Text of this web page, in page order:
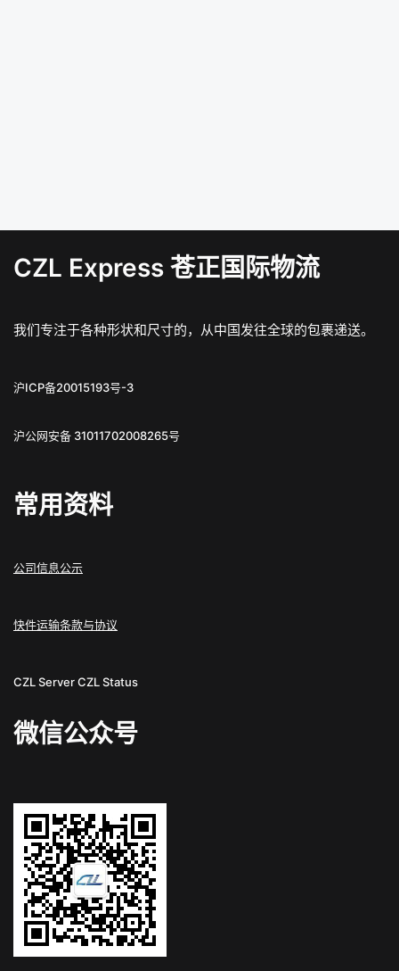
CZL Express 苍正国际物流
我们专注于各种形状和尺寸的，从中国发往全球的包裹递送。
沪ICP备20015193号-3
沪公网安备 31011702008265号
常用资料
公司信息公示
快件运输条款与协议
CZL ServerCZL Status
微信公众号